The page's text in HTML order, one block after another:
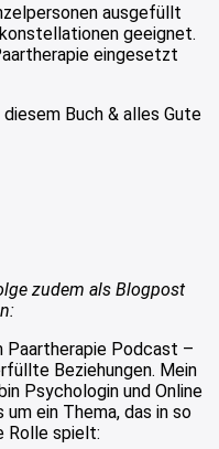
ausgefüllt
geeignet.
eingesetzt
Buch & alles Gute
zudem als Blogpost
Paartherapie Podcast –
Beziehungen. Mein
Psychologin und Online
ein Thema, das in so
Rolle spielt: